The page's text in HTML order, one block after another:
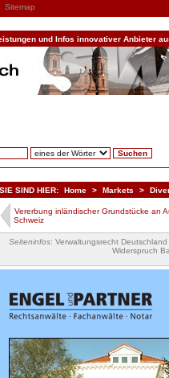
Sitemap
und Infos innovativer Anbieter
SIE SIND HIER: Home > Markets >
Vererbung inländischer Grundstücke an
Schweiz
Seiteninfos: Verwaltungsrecht
Widerspruch